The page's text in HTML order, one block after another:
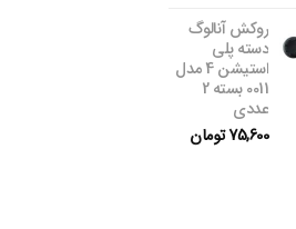
روکش آنالوگ
دسته پلی
استیشن 4 مدل
0011 بسته 2
عددی
75,600تومان